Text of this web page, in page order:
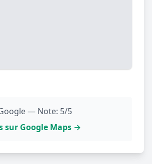
— Note: 5/5
sur Google Maps →